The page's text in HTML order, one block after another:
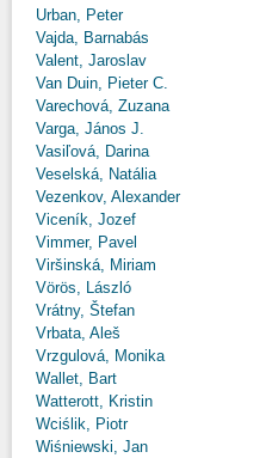
Urban, Peter
Vajda, Barnabás
Valent, Jaroslav
Van Duin, Pieter C.
Varechová, Zuzana
Varga, János J.
Vasiľová, Darina
Veselská, Natália
Vezenkov, Alexander
Viceník, Jozef
Vimmer, Pavel
Viršinská, Miriam
Vörös, László
Vrátny, Štefan
Vrbata, Aleš
Vrzgulová, Monika
Wallet, Bart
Watterott, Kristin
Wciślik, Piotr
Wiśniewski, Jan